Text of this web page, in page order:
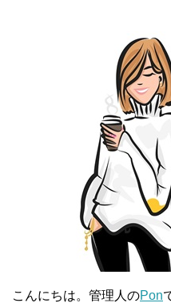
こんにちは。管理人のPon